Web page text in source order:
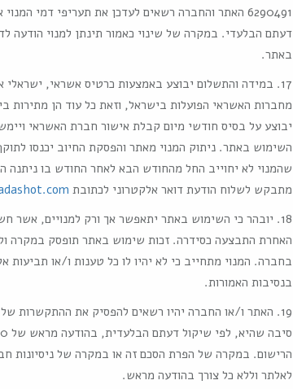
6290491 האתר והחברה רשאים לעדכן את תעריפי דמי
דעתם הבלעדי. במקרה של שינוי כאמור תינתן למנוי הודעה
באתר.
17. במידה והתשלום יבוצע באמצעות כרטיס אשראי, ישראלי
מחברות האשראי הפועלות בישראל, וזאת כל עוד הן
יבוצע על בסיס חודשי מיום קבלת אישור חברת האשראי
השימוש באתר. ניתוק המנוי מאתר והפסקת החיוב יכנסו
שהמנוי לא יחוייב החל מהחודש הבא לאחר החודש בו ניתנה
מתבקש לשלוח הודעת דואר אלקטרוני לכתובת
18. יובהר כי השימוש באתר יתאפשר אך ורק למנויים,
האחרת התבצעה כסידרה. זכות שימוש באתר תופסק במקרה
בחברה. המנוי מתחייב כי לא יהיו לו כל טענות ו/או
בנסיבות האמורות.
19. האתר ו/או החברה יהיו רשאים להפסיק את ההתקשרות
הרישום. במקרה של הפרת הסכם זה או במקרה של ניסיונות
לאלתר וללא כל צורך בהודעה מראש.